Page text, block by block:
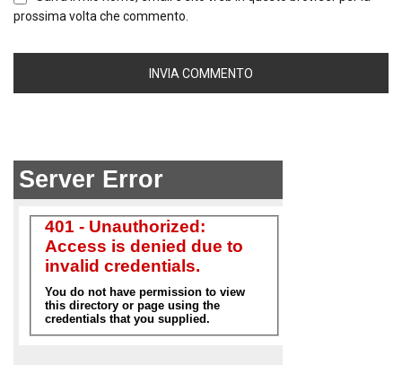
prossima volta che commento.